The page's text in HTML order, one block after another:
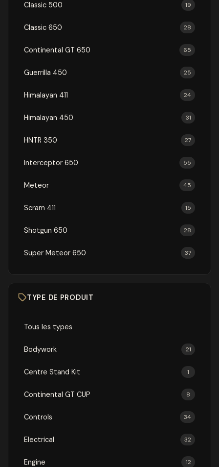
Classic 500 19
Classic 650 28
Continental GT 650 65
Guerrilla 450 25
Himalayan 411 24
Himalayan 450 31
HNTR 350 27
Interceptor 650 55
Meteor 45
Scram 411 15
Shotgun 650 28
Super Meteor 650 37
TYPE DE PRODUIT
Tous les types
Bodywork 21
Centre Stand Kit 1
Continental GT CUP 8
Controls 34
Electrical 32
Engine 12